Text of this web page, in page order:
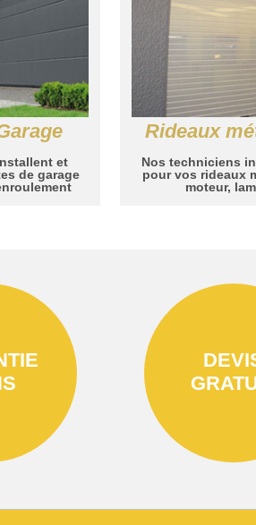
et
de garage
Rideaux
Nos techniciens
pour vos rideaux
moteur,